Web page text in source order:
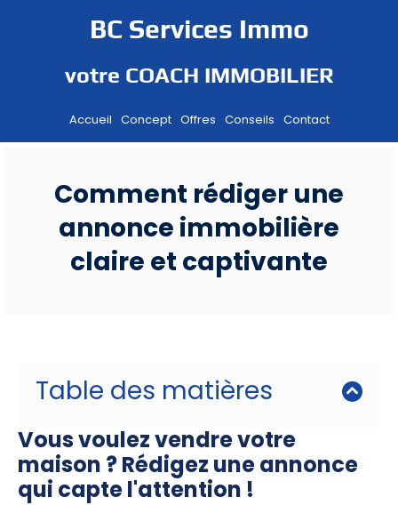
BC Services Immo
votre COACH IMMOBILIER
Accueil Concept Offres Conseils Contact
Comment rédiger une
annonce immobilière
claire et captivante
Table des matières
Vous voulez vendre votre
maison ? Rédigez une annonce
qui capte l'attention !